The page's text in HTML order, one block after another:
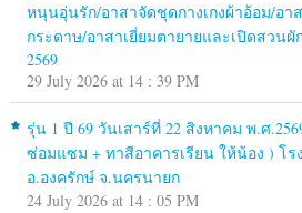
หนุนอุ่นรัก/อาสาจัดชุดกางเกงผ้าอ้อม/อ
กระดาษ/อาสาเยี่ยมตายายและเปิดสวนผั
2569
29 July 2026 at 14 : 39 PM
รุ่น 1 ปี 69 วันเสาร์ที่ 22 สิงหาคม พ.ศ
ซ่อมแซม + ทาสีอาคารเรียน ให้น้อง ) โร
อ.องครักษ์ จ.นครนายก
24 July 2026 at 14 : 05 PM